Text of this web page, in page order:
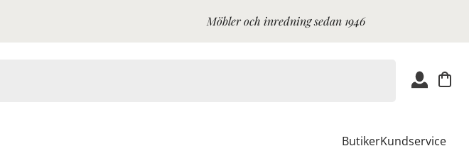
Möbler och inredning sedan 1946
ButikerKundservice